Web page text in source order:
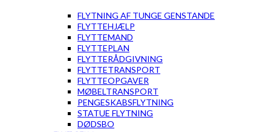
FLYTNING AF TUNGE GENSTANDE
FLYTTEHJÆLP
FLYTTEMAND
FLYTTEPLAN
FLYTTERÅDGIVNING
FLYTTETRANSPORT
FLYTTEOPGAVER
MØBELTRANSPORT
PENGESKABSFLYTNING
STATUE FLYTNING
DØDSBO